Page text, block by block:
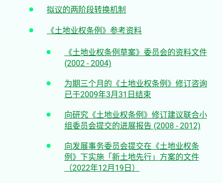
拟议的两阶段转换机制
《土地业权条例》参考资料
《土地业权条例草案》委员会的资料文件
(2002 - 2004)
为期三个月的《土地业权条例》修订咨询
已于2009年3月31日结束
向研究《土地业权条例》修订建议联合小
组委员会提交的进展报告 (2008 - 2012)
向发展事务委员会提交在《土地业权条
例》下实施「新土地先行」方案的文件
（2022年12月19日）